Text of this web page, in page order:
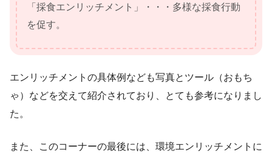
「採食エンリッチメント」・・・多様な採食行動
を促す。
エンリッチメントの具体例なども写真とツール（おもち
ゃ）などを交えて紹介されており、とても参考になりまし
た。
また、このコーナーの最後には、環境エンリッチメントに